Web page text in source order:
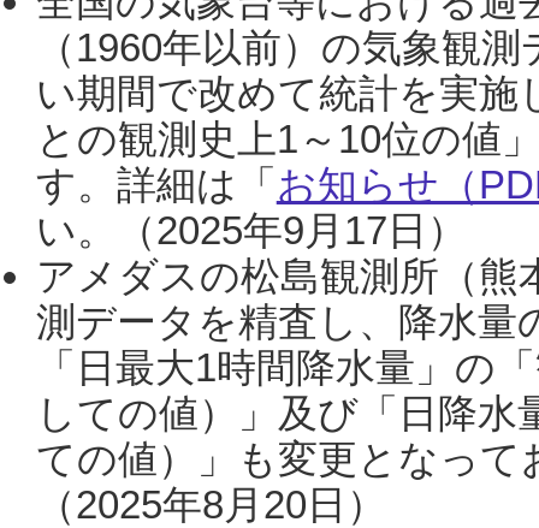
（1960年以前）の気象観
い期間で改めて統計を実
との観測史上1～10位の値
す。詳細は「 お知らせ（
い。（2025年9月17日）
アメダスの松島観測所（熊
測データを精査し、降水
「日最大1時間降水量」の
しての値）」及び「日降
ての値）」も変更となっ
（2025年8月20日）